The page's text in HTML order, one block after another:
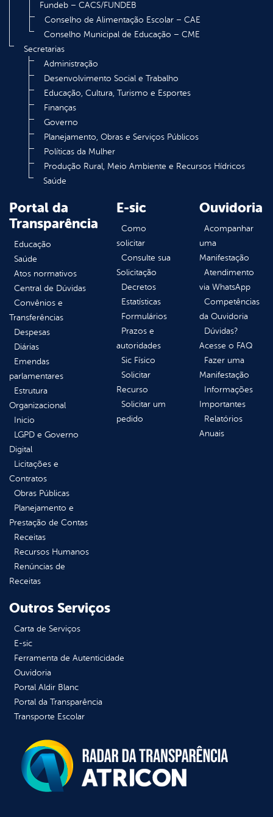
Fundeb – CACS/FUNDEB
Conselho de Alimentação Escolar – CAE
Conselho Municipal de Educação – CME
Secretarias
Administração
Desenvolvimento Social e Trabalho
Educação, Cultura, Turismo e Esportes
Finanças
Governo
Planejamento, Obras e Serviços Públicos
Políticas da Mulher
Produção Rural, Meio Ambiente e Recursos Hídricos
Saúde
Portal da
Transparência
Educação
Saúde
Atos normativos
Central de Dúvidas
Convênios e
Transferências
Despesas
Diárias
Emendas
parlamentares
Estrutura
Organizacional
Inicio
LGPD e Governo
Digital
Licitações e
Contratos
Obras Públicas
Planejamento e
Prestação de Contas
Receitas
Recursos Humanos
Renúncias de
Receitas
E-sic
Como
solicitar
Consulte sua
Solicitação
Decretos
Estatísticas
Formulários
Prazos e
autoridades
Sic Físico
Solicitar
Recurso
Solicitar um
pedido
Ouvidoria
Acompanhar
uma
Manifestação
Atendimento
via WhatsApp
Competências
da Ouvidoria
Dúvidas?
Acesse o FAQ
Fazer uma
Manifestação
Informações
Importantes
Relatórios
Anuais
Outros Serviços
Carta de Serviços
E-sic
Ferramenta de Autenticidade
Ouvidoria
Portal Aldir Blanc
Portal da Transparência
Transporte Escolar